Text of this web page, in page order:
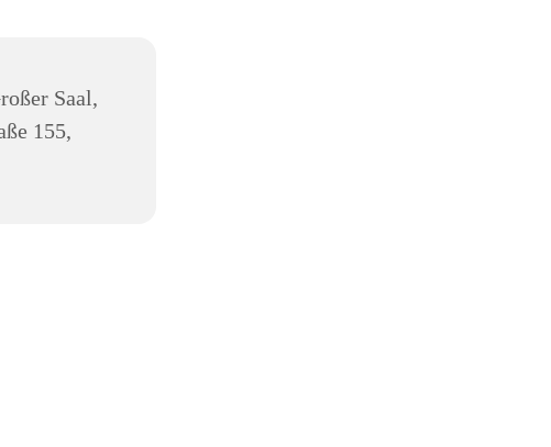
Saal,
155,